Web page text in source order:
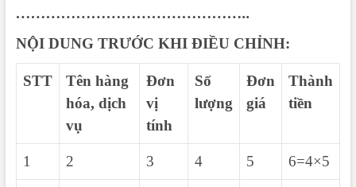
………………………………………..
NỘI DUNG TRƯỚC KHI ĐIỀU CHỈNH:
STT
Tên hàng
hóa, dịch
vụ
Đơn
vị
tính
Số
lượng
Đơn
giá
Thành
tiền
1 2 3 4 5 6=4×5